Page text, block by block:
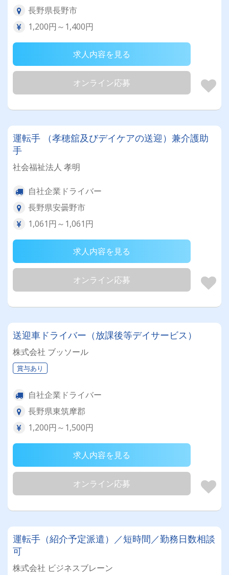
長野県長野市
1,200円～1,400円
求人内容を見る
オンライン応募
運転手 （孝穂舘及びデイケアの送迎）兼介護助
手
社会福祉法人 孝明
自社企業ドライバー
長野県安曇野市
1,061円～1,061円
求人内容を見る
オンライン応募
送迎車ドライバー（放課後等デイサービス）
株式会社 ブッソール
賞与あり
自社企業ドライバー
長野県東筑摩郡
1,200円～1,500円
求人内容を見る
オンライン応募
運転手（紹介予定派遣）／短時間／勤務日数相談
可
株式会社 ビジネスブレーン